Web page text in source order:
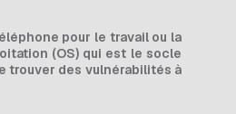
pour le travail ou la
(OS) qui est le socle
trouver des vulnérabilités à